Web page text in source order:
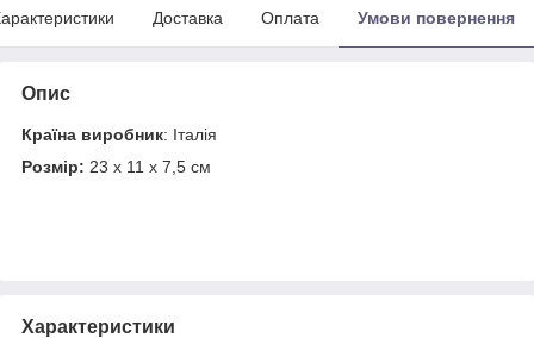
Доставка Оплата Умови повернення
Опис
Країна виробник: Італія
Розмір: 23 х 11 х 7,5 см
Характеристики